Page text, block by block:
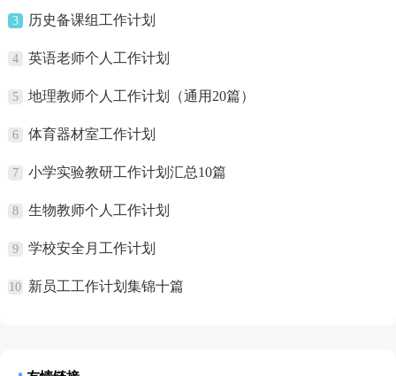
3 历史备课组工作计划
4 英语老师个人工作计划
5 地理教师个人工作计划（通用20篇）
6 体育器材室工作计划
7 小学实验教研工作计划汇总10篇
8 生物教师个人工作计划
9 学校安全月工作计划
10 新员工工作计划集锦十篇